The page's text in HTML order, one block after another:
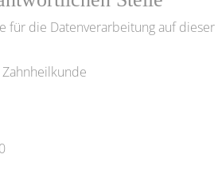
für die Datenverarbeitung auf dieser